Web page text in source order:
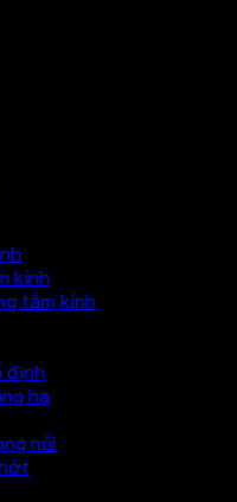
kính
tắm kính
định
hạ
nồi